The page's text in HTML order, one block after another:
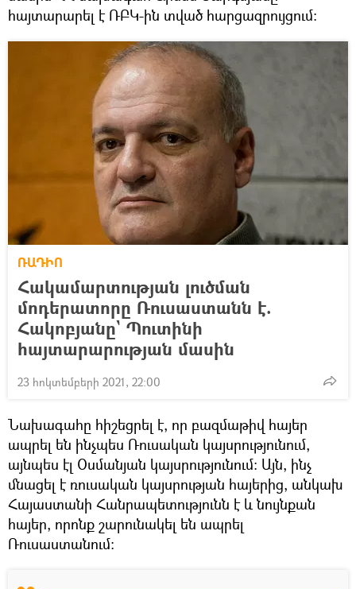
հայտարարել է ՌԲԿ-ին տված հարցազրույցում։
ՌԱԴԻՈ
Հակամարտության լուծման
մոդերատորը Ռուսաստանն է.
Հակոբյանը` Պուտինի
հայտարարության մասին
23 հոկտեմբերի 2021, 22:00
Նախագահը հիշեցրել է, որ բազմաթիվ հայեր
ապրել են ինչպես Ռուսական կայսրությունում,
այնպես էլ Օսմանյան կայսրությունում։ Այն, ինչ
մնացել է ռուսական կայսրության հայերից, անկախ
Հայաստանի Հանրապետությունն է և նույնքան
հայեր, որոնք շարունակել են ապրել
Ռուսաստանում: